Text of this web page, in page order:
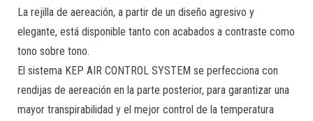
La rejilla de aereación, a partir de un diseño agresivo y
elegante, está disponible tanto con acabados a contraste como
tono sobre tono.
El sistema KEP AIR CONTROL SYSTEM se perfecciona con
rendijas de aereación en la parte posterior, para garantizar una
mayor transpirabilidad y el mejor control de la temperatura